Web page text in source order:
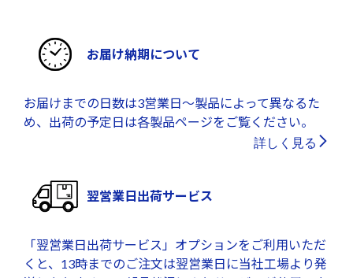
お届け納期について
お届けまでの日数は3営業日～製品によって異なるた
め、出荷の予定日は各製品ページをご覧ください。
詳しく見る
翌営業日出荷サービス
「翌営業日出荷サービス」オプションをご利用いただ
くと、13時までのご注文は翌営業日に当社工場より発